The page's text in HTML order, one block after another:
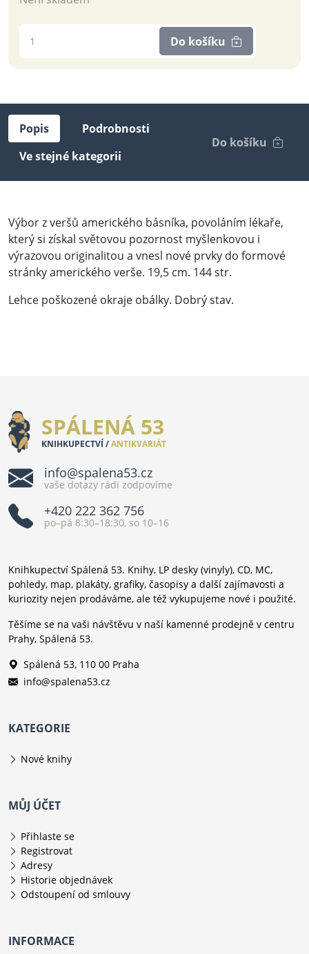
Do košíku
Popis
Podrobnosti
Ve stejné kategorii
Do košíku
Výbor z veršů amerického básníka, povoláním lékaře,
který si získal světovou pozornost myšlenkovou i
výrazovou originalitou a vnesl nové prvky do formové
stránky amerického verše. 19,5 cm. 144 str.
Lehce poškozené okraje obálky. Dobrý stav.
SPÁLENÁ 53
KNIHKUPECTVÍ /ANTIKVARIÁT
info@spalena53.cz
vaše dotazy rádi zodpovíme
+420 222 362 756
po–pá 8:30–18:30, so 10–16
Knihkupectví Spálená 53. Knihy, LP desky (vinyly), CD, MC,
pohledy, map, plakáty, grafiky, časopisy a další zajímavosti a
kuriozity nejen prodáváme, ale též vykupujeme nové i použité.
Těšíme se na vaši návštěvu v naší kamenné prodejně v centru
Prahy, Spálená 53.
Spálená 53, 110 00 Praha
info@spalena53.cz
KATEGORIE
Nové knihy
MŮJ ÚČET
Přihlaste se
Registrovat
Adresy
Historie objednávek
Odstoupení od smlouvy
INFORMACE